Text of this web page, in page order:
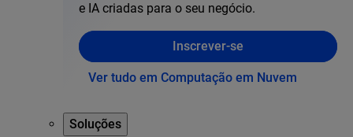
e IA criadas para o seu negócio.
Inscrever-se
Ver tudo em Computação em Nuvem
Soluções